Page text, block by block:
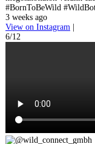
#BornToBeWild
3 weeks ago
View on Instagram |
6/12